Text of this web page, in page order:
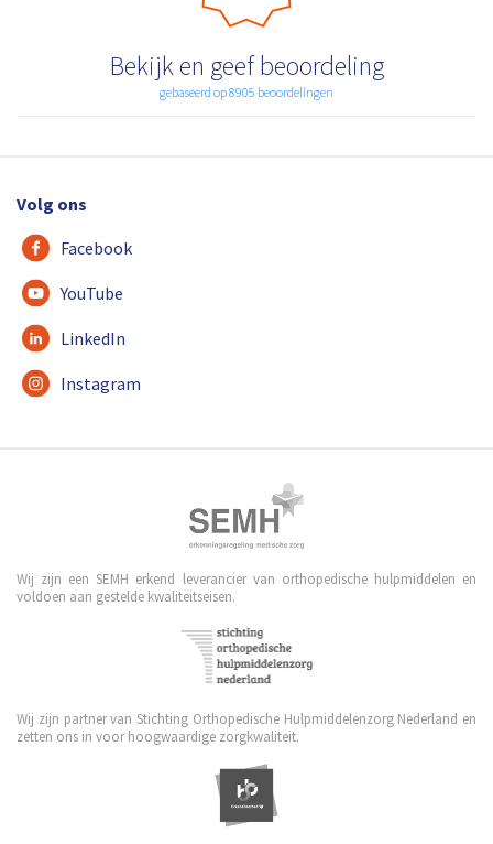
Bekijk en geef beoordeling
gebaseerd op 8905 beoordelingen
Volg ons
Facebook
YouTube
LinkedIn
Instagram
Wij zijn een SEMH erkend leverancier van orthopedische hulpmiddelen en
voldoen aan gestelde kwaliteitseisen.
Wij zijn partner van Stichting Orthopedische Hulpmiddelenzorg Nederland en
zetten ons in voor hoogwaardige zorgkwaliteit.